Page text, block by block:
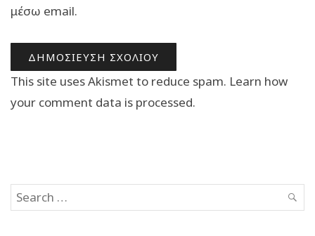
μέσω email.
This site uses Akismet to reduce spam. Learn how
your comment data is processed.
Search
for: